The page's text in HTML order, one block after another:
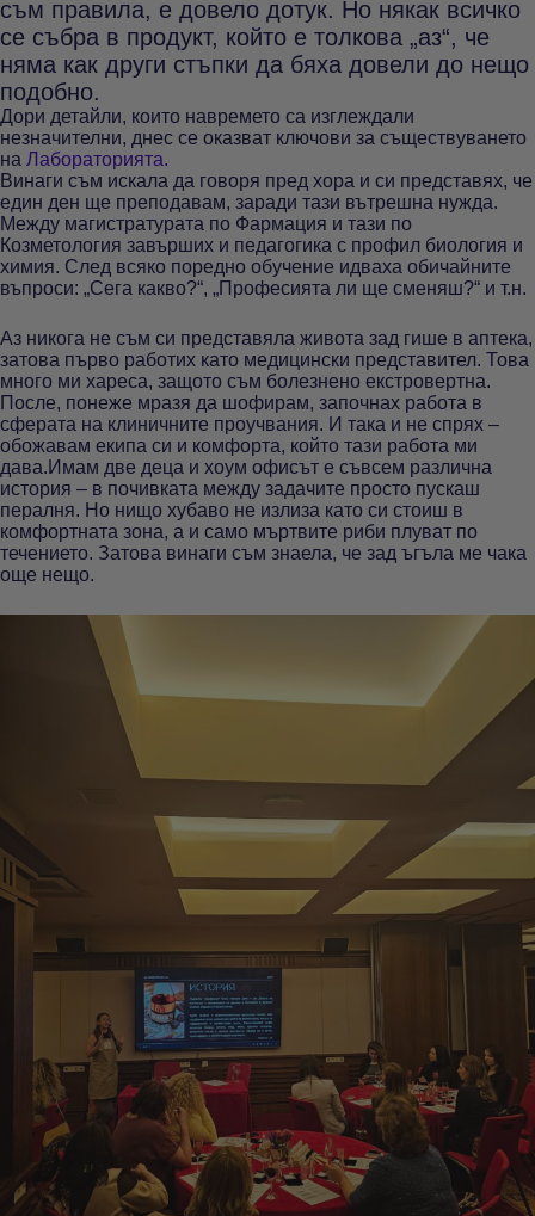
съм правила, е довело дотук. Но някак всичко
се събра в продукт, който е толкова „аз“, че
няма как други стъпки да бяха довели до нещо
подобно.
Дори детайли, които навремето са изглеждали
незначителни, днес се оказват ключови за съществуването
на Лабораторията.
Винаги съм искала да говоря пред хора и си представях, че
един ден ще преподавам, заради тази вътрешна нужда.
Между магистратурата по Фармация и тази по
Козметология завърших и педагогика с профил биология и
химия. След всяко поредно обучение идваха обичайните
въпроси: „Сега какво?“, „Професията ли ще сменяш?“ и т.н.
Аз никога не съм си представяла живота зад гише в аптека,
затова първо работих като медицински представител. Това
много ми хареса, защото съм болезнено екстровертна.
После, понеже мразя да шофирам, започнах работа в
сферата на клиничните проучвания. И така и не спрях –
обожавам екипа си и комфорта, който тази работа ми
дава.Имам две деца и хоум офисът е съвсем различна
история – в почивката между задачите просто пускаш
пералня. Но нищо хубаво не излиза като си стоиш в
комфортната зона, а и само мъртвите риби плуват по
течението. Затова винаги съм знаела, че зад ъгъла ме чака
още нещо.